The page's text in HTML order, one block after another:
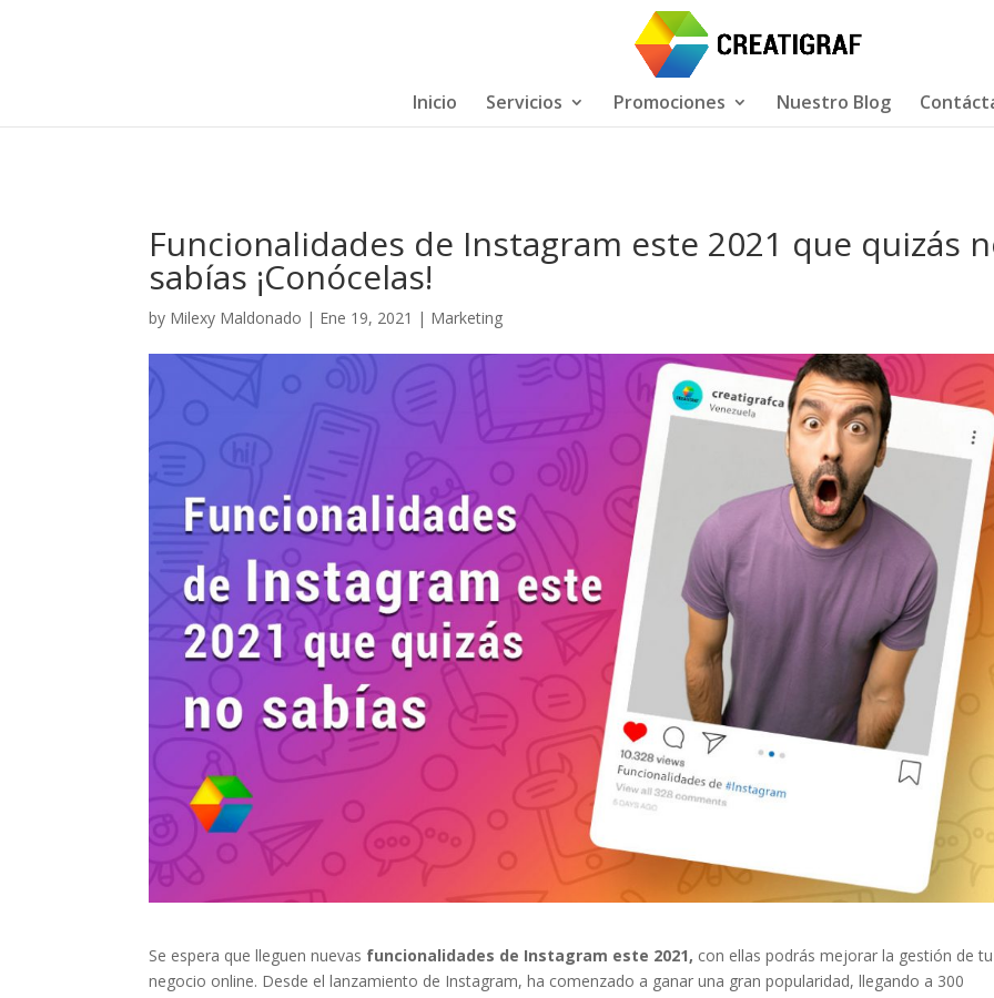
Inicio Servicios Promociones Nuestro Blog
Funcionalidades de Instagram este 2021 que quizás
sabías ¡Conócelas!
by Milexy Maldonado | Ene 19, 2021 | Marketing
Se espera que lleguen nuevas funcionalidades de Instagram este 2021, con ellas podrás mejorar la gestión de tu
negocio online. Desde el lanzamiento de Instagram, ha comenzado a ganar una gran popularidad, llegando a 300